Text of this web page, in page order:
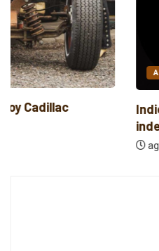
AUDIO ELECTRÓNICA
Indie rock, folk y